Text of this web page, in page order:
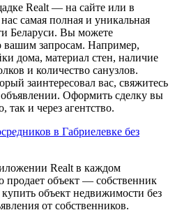
Realt — на сайте или в
самая полная и уникальная
Беларуси. Вы можете
вашим запросам. Например,
дома, материал стен, наличие
и количество санузлов.
заинтересовал вас, свяжитесь
Оформить сделку вы
так и через агентство.
в Габриелевке без
Realt в каждом
продает объект — собственник
объект недвижимости без
от собственников.